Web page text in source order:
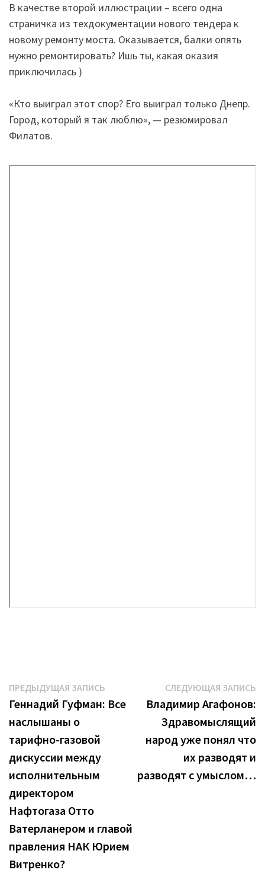
В качестве второй иллюстрации – всего одна
страничка из техдокументации нового тендера к
новому ремонту моста. Оказывается, балки опять
нужно ремонтировать? Ишь ты, какая оказия
приключилась )
«Кто выиграл этот спор? Его выиграл только Днепр.
Город, который я так люблю», — резюмировал
Филатов.
Навигация
по
записям
ПРЕДЫДУЩАЯ ЗАПИСЬ
запись:
Геннадий Гуфман: Все
наслышаны о
тарифно-газовой
дискуссии между
исполнительным
директором
Нафтогаза Отто
Ватерланером и главой
правления НАК Юрием
Витренко?
СЛЕДУЮЩАЯ ЗАПИСЬ
Владимир Агафонов:
Здравомыслящий
народ уже понял что
их разводят и
разводят с умыслом…